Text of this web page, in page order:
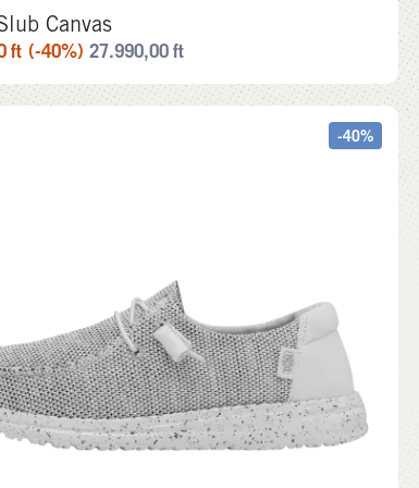
Canvas
ft (-40%) 27.990,00ft
-40%